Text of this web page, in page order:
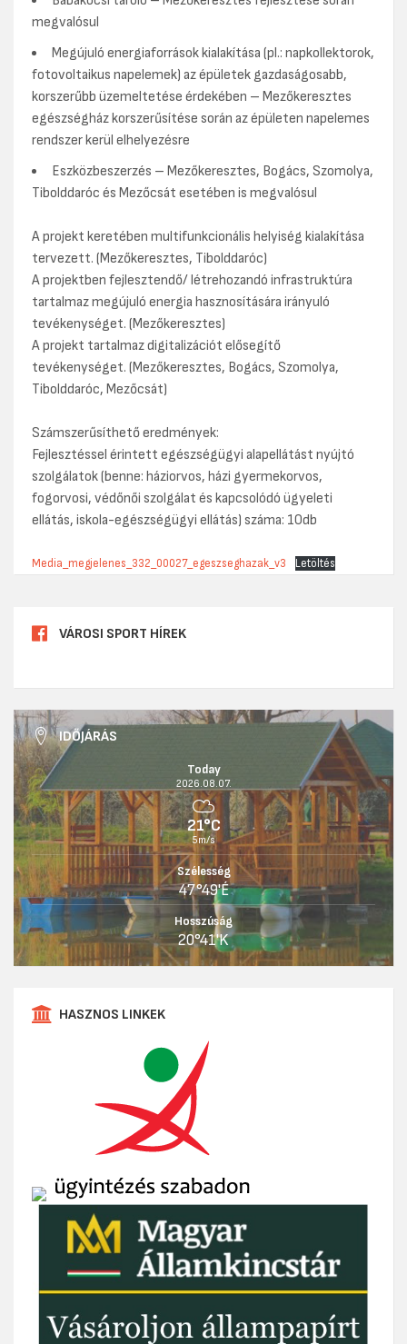
megvalósul
Megújuló energiaforrások kialakítása (pl.: napkollektorok,
fotovoltaikus napelemek) az épületek gazdaságosabb,
korszerűbb üzemeltetése érdekében – Mezőkeresztes
egészségház korszerűsítése során az épületen napelemes
rendszer kerül elhelyezésre
Eszközbeszerzés – Mezőkeresztes, Bogács, Szomolya,
Tibolddaróc és Mezőcsát esetében is megvalósul
A projekt keretében multifunkcionális helyiség kialakítása
tervezett. (Mezőkeresztes, Tibolddaróc)
A projektben fejlesztendő/ létrehozandó infrastruktúra
tartalmaz megújuló energia hasznosítására irányuló
tevékenységet. (Mezőkeresztes)
A projekt tartalmaz digitalizációt elősegítő
tevékenységet. (Mezőkeresztes, Bogács, Szomolya,
Tibolddaróc, Mezőcsát)
Számszerűsíthető eredmények:
Fejlesztéssel érintett egészségügyi alapellátást nyújtó
szolgálatok (benne: háziorvos, házi gyermekorvos,
fogorvosi, védőnői szolgálat és kapcsolódó ügyeleti
ellátás, iskola-egészségügyi ellátás) száma: 10db
Media_megjelenes_332_00027_egeszseghazak_v3 Letöltés
VÁROSI SPORT HÍREK
IDŐJÁRÁS
Today
2026.08.07.
21°C
5m/s
Szélesség
47°49'É
Hosszúság
20°41'K
HASZNOS LINKEK